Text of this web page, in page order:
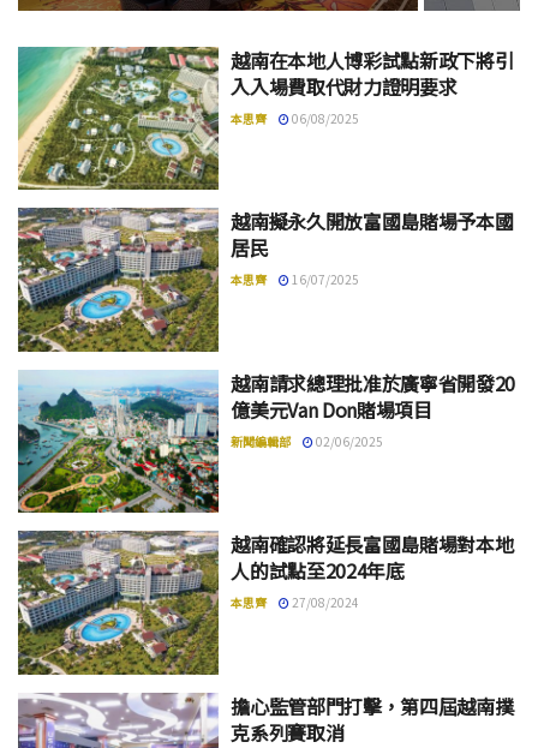
越南在本地人博彩試點新政下將引
入入場費取代財力證明要求
本思齊 06/08/2025
越南擬永久開放富國島賭場予本國
居民
本思齊 16/07/2025
越南請求總理批准於廣寧省開發20
億美元Van Don賭場項目
新聞編輯部 02/06/2025
越南確認將延長富國島賭場對本地
人的試點至2024年底
本思齊 27/08/2024
擔心監管部門打擊，第四屆越南撲
克系列賽取消